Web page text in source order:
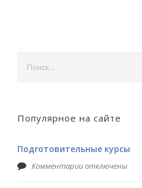
Популярное на сайте
Подготовительные курсы
Комментарии отключены